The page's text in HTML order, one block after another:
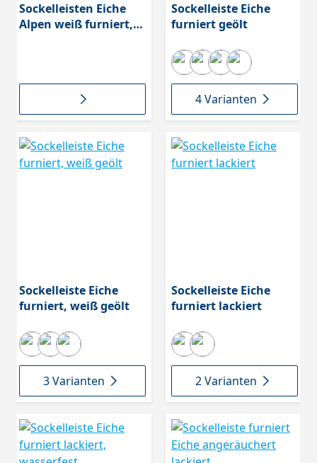
Sockelleisten Eiche
Alpen weiß furniert,
Sockelleiste Eiche
furniert geölt
4 Varianten
Sockelleiste Eiche
furniert, weiß geölt
3 Varianten
Sockelleiste Eiche
furniert lackiert
2 Varianten